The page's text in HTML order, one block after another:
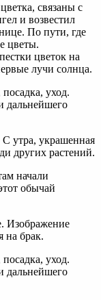
связаны с
и возвестил
По пути, где
цветы.
цветок на
лучи солнца.
утра, украшенная
других растений.
начали
обычай
Изображение
на брак.